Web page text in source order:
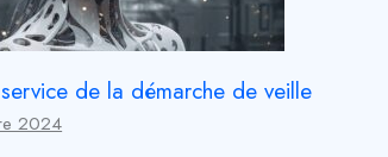
service de la démarche de veille
2024